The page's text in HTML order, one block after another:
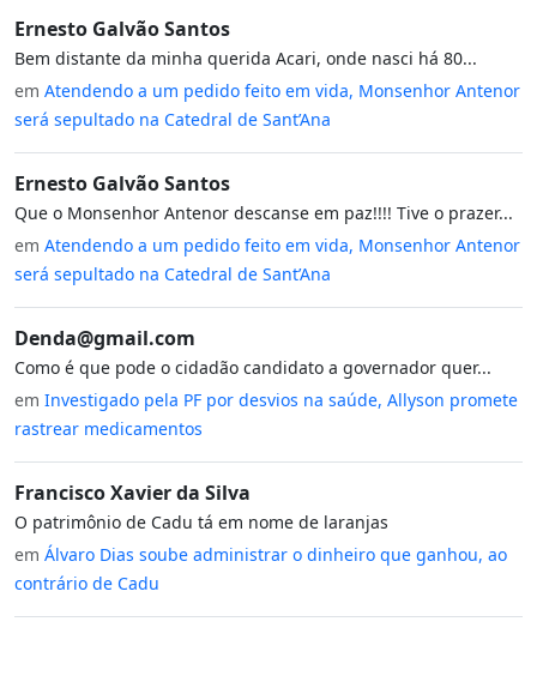
Ernesto Galvão Santos
Bem distante da minha querida Acari, onde nasci há 80...
em Atendendo a um pedido feito em vida, Monsenhor Antenor
será sepultado na Catedral de Sant’Ana
Ernesto Galvão Santos
Que o Monsenhor Antenor descanse em paz!!!! Tive o prazer...
em Atendendo a um pedido feito em vida, Monsenhor Antenor
será sepultado na Catedral de Sant’Ana
Denda@gmail.com
Como é que pode o cidadão candidato a governador quer...
em Investigado pela PF por desvios na saúde, Allyson promete
rastrear medicamentos
Francisco Xavier da Silva
O patrimônio de Cadu tá em nome de laranjas
em Álvaro Dias soube administrar o dinheiro que ganhou, ao
contrário de Cadu